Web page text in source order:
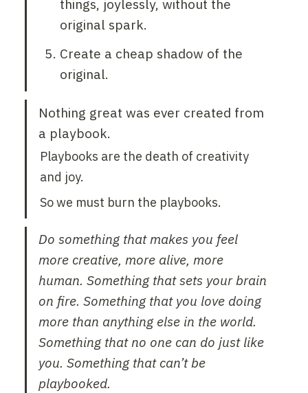
things, joylessly, without the
original spark.
Create a cheap shadow of the
original.
Nothing great was ever created from
a playbook.
Playbooks are the death of creativity
and joy.
So we must burn the playbooks.
Do something that makes you feel
more creative, more alive, more
human. Something that sets your brain
on fire. Something that you love doing
more than anything else in the world.
Something that no one can do just like
you. Something that can’t be
playbooked.